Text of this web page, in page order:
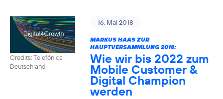
Credits: Telefónica
Deutschland
16. Mai 2018
MARKUS HAAS ZUR
HAUPTVERSAMMLUNG 2018:
Wie wir bis 2022 zum
Mobile Customer &
Digital Champion
werden